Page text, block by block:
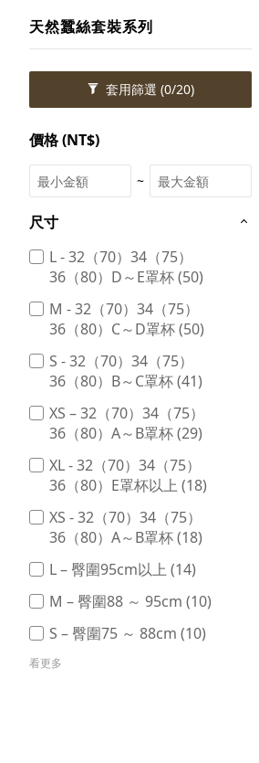
天然蠶絲套裝系列
套用篩選 (0/20)
價格 (NT$)
~
尺寸
L - 32（70）34（75）
36（80）D～E罩杯 (50)
M - 32（70）34（75）
36（80）C～D罩杯 (50)
S - 32（70）34（75）
36（80）B～C罩杯 (41)
XS – 32（70）34（75）
36（80）A～B罩杯 (29)
XL - 32（70）34（75）
36（80）E罩杯以上 (18)
XS - 32（70）34（75）
36（80）A～B罩杯 (18)
L – 臀圍95cm以上 (14)
M – 臀圍88 ～ 95cm (10)
S – 臀圍75 ～ 88cm (10)
看更多